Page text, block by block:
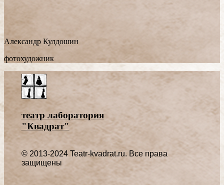
Александр Кулдошин
фотохудожник
театр лаборатория
"Квадрат"
© 2013-2024 Teatr-kvadrat.ru. Все права
защищены